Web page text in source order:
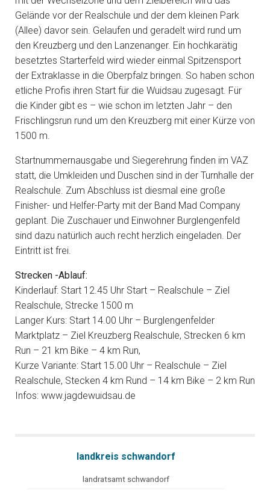
Gelände vor der Realschule und der dem kleinen Park
(Allee) davor sein. Gelaufen und geradelt wird rund um
den Kreuzberg und den Lanzenanger. Ein hochkarätig
besetztes Starterfeld wird wieder einmal Spitzensport
der Extraklasse in die Oberpfalz bringen. So haben schon
etliche Profis ihren Start für die Wuidsau zugesagt. Für
die Kinder gibt es – wie schon im letzten Jahr – den
Frischlingsrun rund um den Kreuzberg mit einer Kürze von
1500 m.
Startnummernausgabe und Siegerehrung finden im VAZ
statt, die Umkleiden und Duschen sind in der Turnhalle der
Realschule. Zum Abschluss ist diesmal eine große
Finisher- und Helfer-Party mit der Band Mad Company
geplant. Die Zuschauer und Einwohner Burglengenfeld
sind dazu natürlich auch recht herzlich eingeladen. Der
Eintritt ist frei.
Strecken -Ablauf:
Kinderlauf: Start 12.45 Uhr Start – Realschule – Ziel
Realschule, Strecke 1500 m
Langer Kurs: Start 14.00 Uhr – Burglengenfelder
Marktplatz – Ziel Kreuzberg Realschule, Strecken 6 km
Run – 21 km Bike – 4 km Run,
Kurze Variante: Start 15.00 Uhr – Realschule – Ziel
Realschule, Stecken 4 km Rund – 14 km Bike – 2 km Run
Infos: www.jagdewuidsau.de
landkreis schwandorf
landratsamt schwandorf